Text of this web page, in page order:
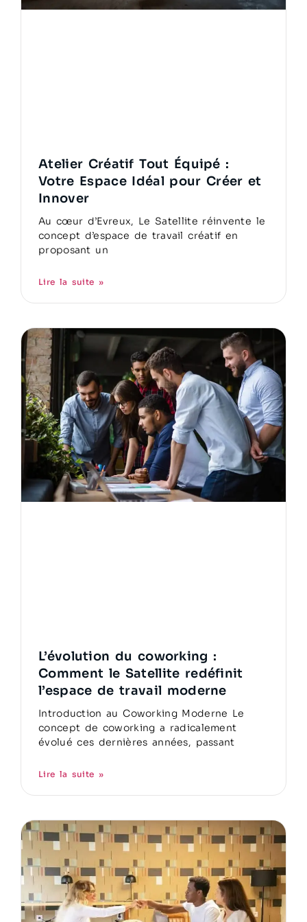
Atelier Créatif Tout Équipé :
Votre Espace Idéal pour Créer et
Innover
Au cœur d’Evreux, Le Satellite réinvente le
concept d’espace de travail créatif en
proposant un
Lire la suite »
L’évolution du coworking :
Comment le Satellite redéfinit
l’espace de travail moderne
Introduction au Coworking Moderne Le
concept de coworking a radicalement
évolué ces dernières années, passant
Lire la suite »